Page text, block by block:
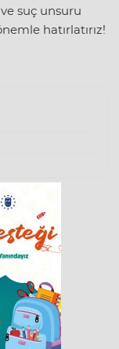
suç unsuru
hatırlatırız!